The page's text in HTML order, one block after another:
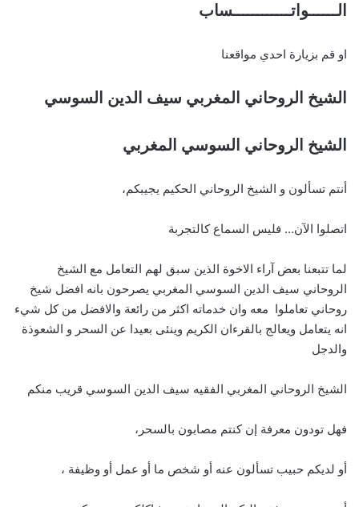
الــــــواتــــــــــــساب
او قم بزيارة احدي مواقعنا
الشيخ الروحاني المغربي سيف الدين السوسي
الشيخ الروحاني السوسي المغربي
أنتم تسألون و الشيخ الروحاني الحكيم يجيبكم،
اتصلوا الآن… فليس السماع كالتجربة
لما تتبعنا بعض آراء الاخوة الذين سبق لهم التعامل مع الشيخ
الروحاني سيف الدين السوسي المغربي يصرحون بانه افضل شيخ
روحاني تعاملوا معه وان خدماته اكثر من رائعة والافضل من كل شيء
انه يتعامل ويعالج بالقرءان الكريم وينئى بعيدا عن السحر و الشعوذة
والدجل
الشيخ الروحاني المغربي الفقيه سيف الدين السوسي قريب منكم
فهل تودون معرفة إن كنتم مصابون بالسحر،
أو لديكم حبيب تسألون عنه أو شخص ما أو عمل أو وظيفة ،